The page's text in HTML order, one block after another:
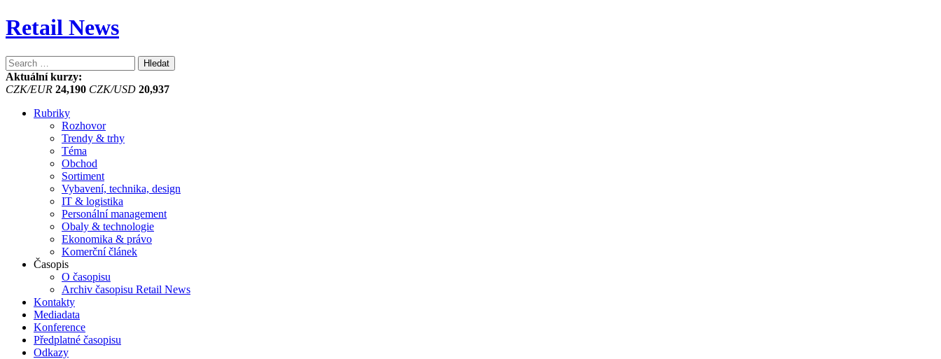
Retail News
Vyhledávání
Aktuální kurzy:
CZK/EUR 24,190 CZK/USD 20,937
Rubriky
Rozhovor
Trendy & trhy
Téma
Obchod
Sortiment
Vybavení, technika, design
IT & logistika
Personální management
Obaly & technologie
Ekonomika & právo
Komerční článek
Časopis
O časopisu
Archiv časopisu Retail News
Kontakty
Mediadata
Konference
Předplatné časopisu
Odkazy